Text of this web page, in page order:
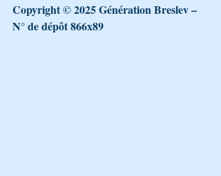
Copyright © 2025 Génération Breslev –
N° de dépôt 866x89